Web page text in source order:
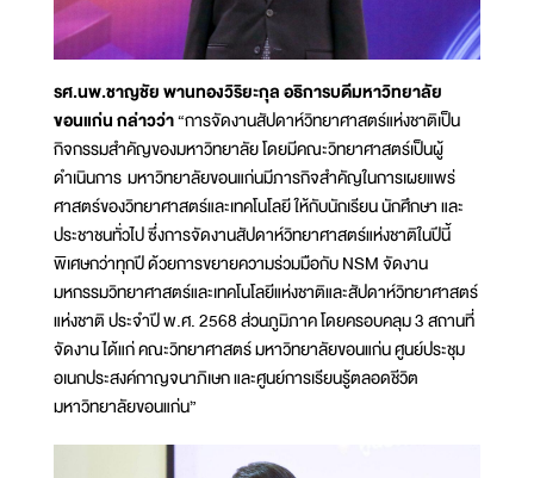
รศ.นพ.ชาญชัย พานทองวิริยะกุล อธิการบดีมหาวิทยาลัย
ขอนแก่น กล่าวว่า“การจัดงานสัปดาห์วิทยาศาสตร์แห่งชาติเป็น
กิจกรรมสำคัญของมหาวิทยาลัย โดยมีคณะวิทยาศาสตร์เป็นผู้
ดำเนินการ มหาวิทยาลัยขอนแก่นมีภารกิจสำคัญในการเผยแพร่
ศาสตร์ของวิทยาศาสตร์และเทคโนโลยี ให้กับนักเรียน นักศึกษา และ
ประชาชนทั่วไป ซึ่งการจัดงานสัปดาห์วิทยาศาสตร์แห่งชาติในปีนี้
พิเศษกว่าทุกปี ด้วยการขยายความร่วมมือกับ NSM จัดงาน
มหกรรมวิทยาศาสตร์และเทคโนโลยีแห่งชาติและสัปดาห์วิทยาศาสตร์
แห่งชาติ ประจำปี พ.ศ. 2568 ส่วนภูมิภาค โดยครอบคลุม 3 สถานที่
จัดงาน ได้แก่ คณะวิทยาศาสตร์ มหาวิทยาลัยขอนแก่น ศูนย์ประชุม
อเนกประสงค์กาญจนาภิเษก และศูนย์การเรียนรู้ตลอดชีวิต
มหาวิทยาลัยขอนแก่น”